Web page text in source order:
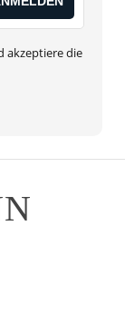
akzeptiere die